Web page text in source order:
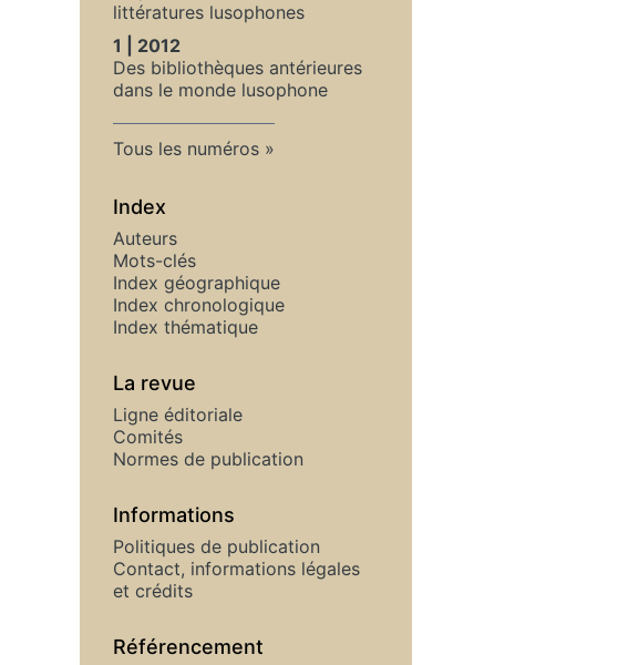
littératures lusophones
1 | 2012
Des bibliothèques antérieures
dans le monde lusophone
Tous les numéros
Index
Auteurs
Mots-clés
Index géographique
Index chronologique
Index thématique
La revue
Ligne éditoriale
Comités
Normes de publication
Informations
Politiques de publication
Contact, informations légales
et crédits
Référencement